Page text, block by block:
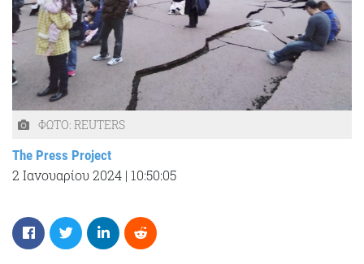
ΦΩΤΟ: REUTERS
The Press Project
2 Ιανουαρίου 2024 | 10:50:05